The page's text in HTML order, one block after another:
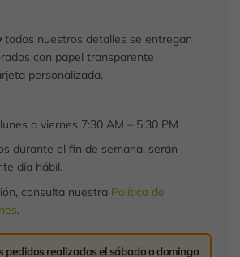
todos nuestros detalles se entregan
con papel transparente
personalizada.
a viernes 7:30 AM – 5:30 PM
durante el fin de semana, serán
día hábil.
consulta nuestra Política de
.
pedidos realizados el sábado o domingo